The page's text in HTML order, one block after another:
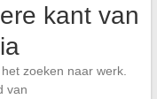
kant van
zoeken naar werk.
van